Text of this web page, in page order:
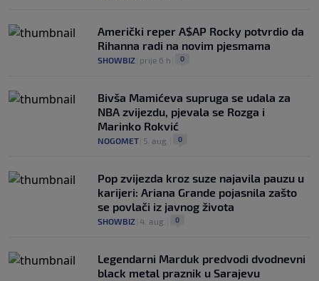
Američki reper A$AP Rocky potvrdio da
Rihanna radi na novim pjesmama
SHOWBIZ prije 6 h 0
Bivša Mamićeva supruga se udala za
NBA zvijezdu, pjevala se Rozga i
Marinko Rokvić
NOGOMET 5. aug. 0
Pop zvijezda kroz suze najavila pauzu u
karijeri: Ariana Grande pojasnila zašto
se povlači iz javnog života
SHOWBIZ 4. aug. 0
Legendarni Marduk predvodi dvodnevni
black metal praznik u Sarajevu